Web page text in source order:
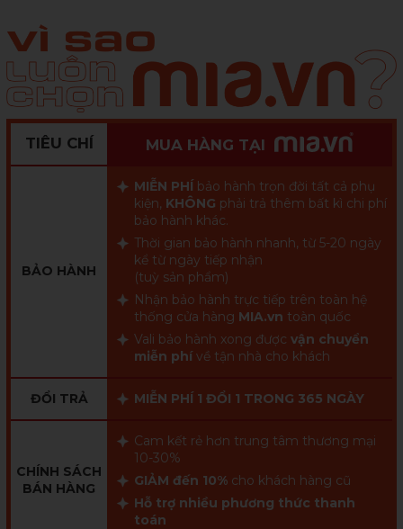
TIÊU CHÍ MUA HÀNG TẠI
BẢO HÀNH
MIỄN PHÍ bảo hành trọn đời tất cả phụ
kiện, KHÔNG phải trả thêm bất kì chi phí
bảo hành khác.
Thời gian bảo hành nhanh, từ 5-20 ngày
kể từ ngày tiếp nhận
(tuỳ sản phẩm)
Nhận bảo hành trực tiếp trên toàn hệ
thống cửa hàng MIA.vn toàn quốc
Vali bảo hành xong được vận chuyển
miễn phí về tận nhà cho khách
ĐỔI TRẢ MIỄN PHÍ 1 ĐỔI 1 TRONG 365 NGÀY
CHÍNH SÁCH
BÁN HÀNG
Cam kết rẻ hơn trung tâm thương mại
10-30%
GIẢM đến 10% cho khách hàng cũ
Hỗ trợ nhiều phương thức thanh
toán